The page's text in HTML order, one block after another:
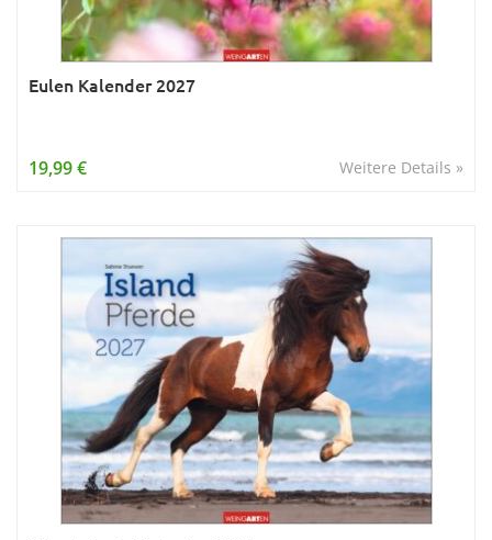
Eulen Kalender 2027
Weitere Details »
19,99 €